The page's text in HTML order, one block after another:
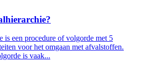
is een procedure of volgorde met 5
voor het omgaan met afvalstoffen.
is vaak...